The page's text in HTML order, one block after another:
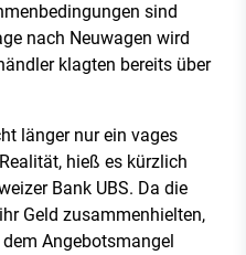
sind
nach Neuwagen wird
klagten bereits über
länger nur ein vages
hieß es kürzlich
Bank UBS. Da die
Geld zusammenhielten,
Angebotsmangel